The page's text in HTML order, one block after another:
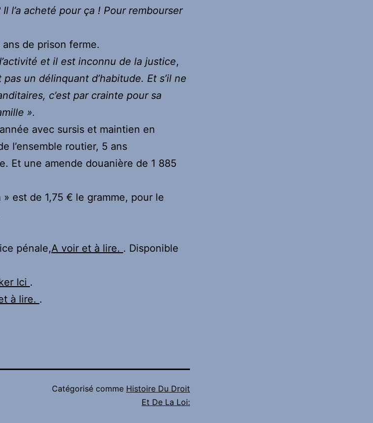
l’a acheté pour ça ! Pour rembourser
de prison ferme.
et il est inconnu de la justice,
pas un délinquant d’habitude. Et s’il ne
c’est par crainte pour sa
».
avec sursis et maintien en
l’ensemble routier, 5 ans
Et une amende douanière de 1 885
» est de 1,75 € le gramme, pour le
pénale,A voir et à lire. . Disponible
Ici .
à lire. .
Catégorisé comme Histoire Du Droit
Et De La Loi: